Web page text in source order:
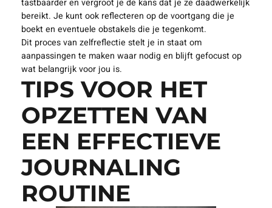
tastbaarder en vergroot je de kans dat je ze daadwerkelijk
bereikt. Je kunt ook reflecteren op de voortgang die je
boekt en eventuele obstakels die je tegenkomt.
Dit proces van zelfreflectie stelt je in staat om
aanpassingen te maken waar nodig en blijft gefocust op
wat belangrijk voor jou is.
TIPS VOOR HET
OPZETTEN VAN
EEN EFFECTIEVE
JOURNALING
ROUTINE